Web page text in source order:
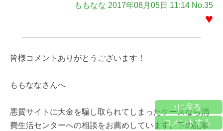
ももなな 2017年08月05日 11:14 No.35
♥
皆様コメントありがとうございます！
ももななさんへ
悪質サイトに大金を騙し取られてしまったケースなら消
費生活センターへの相談をお薦めしています。下の記事
↑に戻る
コメントする